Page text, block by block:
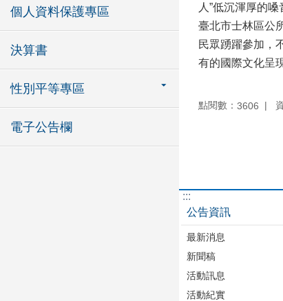
個人資料保護專區
決算書
性別平等專區
電子公告欄
人”低沉渾厚的
臺北市士林區公
民眾踴躍參加，
有的國際文化呈
點閱數： 3606
:::
公告資訊
最新消息
新聞稿
活動訊息
活動紀實